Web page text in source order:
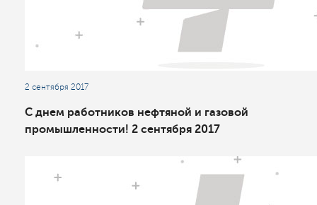
2 сентября 2017
С днем работников нефтяной и газовой
промышленности! 2 сентября 2017